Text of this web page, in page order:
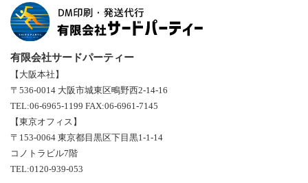
有限会社サードパーティー
【大阪本社】
〒536-0014 大阪市城東区鴫野西2-14-16
TEL:06-6965-1199 FAX:06-6961-7145
【東京オフィス】
〒153-0064 東京都目黒区下目黒1-1-14
コノトラビル7階
TEL:0120-939-053